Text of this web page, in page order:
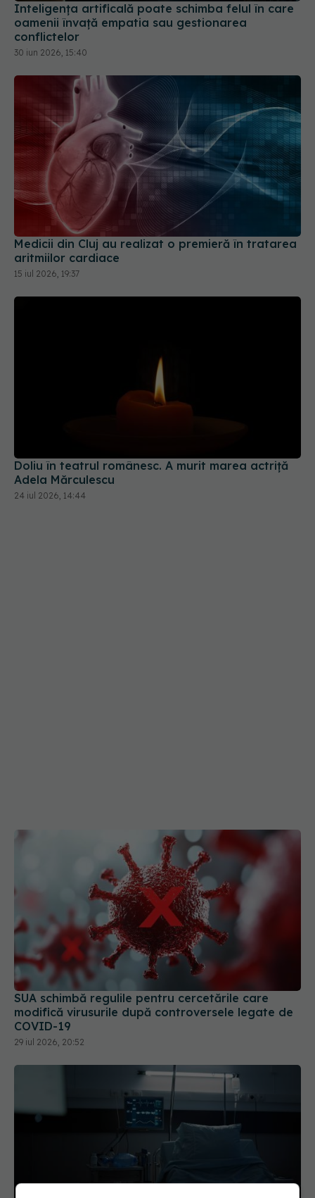
Inteligența artificală poate schimba felul în care
oamenii învață empatia sau gestionarea
conflictelor
30 iun 2026, 15:40
Medicii din Cluj au realizat o premieră în tratarea
aritmiilor cardiace
15 iul 2026, 19:37
Doliu în teatrul românesc. A murit marea actriță
Adela Mărculescu
24 iul 2026, 14:44
SUA schimbă regulile pentru cercetările care
modifică virusurile după controversele legate de
COVID-19
29 iul 2026, 20:52